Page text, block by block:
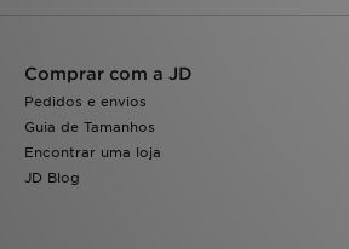
Comprar com a JD
Pedidos e envios
Guia de Tamanhos
Encontrar uma loja
JD Blog